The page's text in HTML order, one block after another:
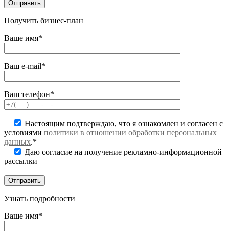
Получить бизнес-план
Ваше имя*
Ваш e-mail*
Ваш телефон*
Настоящим подтверждаю, что я ознакомлен и согласен с
условиями политики в отношении обработки персональных
данных.*
Даю согласие на получение рекламно-информационной
рассылки
Узнать подробности
Ваше имя*